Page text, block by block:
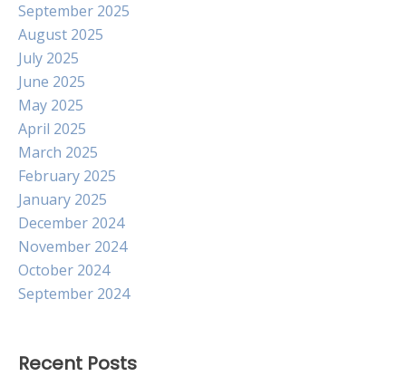
September 2025
August 2025
July 2025
June 2025
May 2025
April 2025
March 2025
February 2025
January 2025
December 2024
November 2024
October 2024
September 2024
Recent Posts